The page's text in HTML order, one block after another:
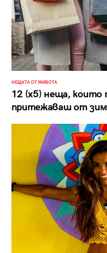
НЕЩАТА ОТ ЖИВОТА
12 (х5) неща, които
притежаваш от